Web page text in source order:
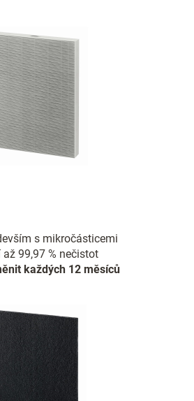
s mikročásticemi
99,97 % nečistot
každých 12 měsíců